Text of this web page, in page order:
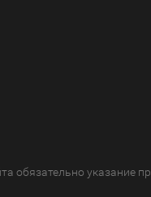
обязательно указание